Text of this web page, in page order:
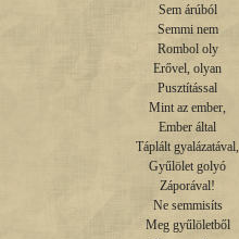
Sem árúból
Semmi nem
Rombol oly
Erővel, olyan
Pusztítással
Mint az ember,
Ember által
Táplált gyalázatával,
Gyűlölet golyó
Záporával!
Ne semmisíts
Meg gyűlöletből